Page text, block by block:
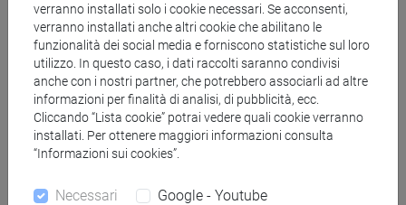
Materiali su Moodle
Corsi di studio e percorsi
[LT40] LINGUE, CULTURE E SOCIETÀ DELL'ASIA
vicino e medio oriente
verranno installati solo i cookie necessari. Se acconsenti,
verranno installati anche altri cookie che abilitano le
funzionalità dei social media e forniscono statistiche sul loro
utilizzo. In questo caso, i dati raccolti saranno condivisi
anche con i nostri partner, che potrebbero associarli ad altre
informazioni per finalità di analisi, di pubblicità, ecc.
Cliccando “Lista cookie” potrai vedere quali cookie verranno
installati. Per ottenere maggiori informazioni consulta
“Informazioni sui cookies”.
Necessari Google - Youtube